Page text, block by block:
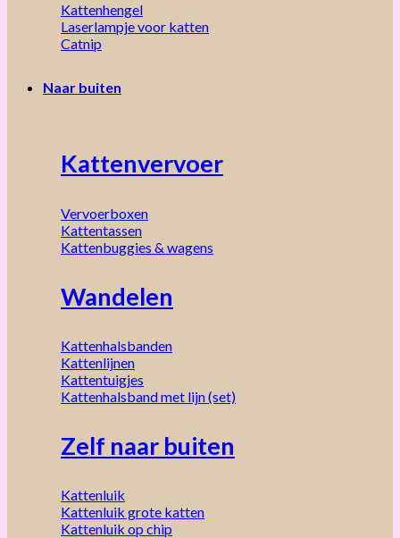
Kattenhengel
Laserlampje voor katten
Catnip
Naar buiten
Kattenvervoer
Vervoerboxen
Kattentassen
Kattenbuggies & wagens
Wandelen
Kattenhalsbanden
Kattenlijnen
Kattentuigjes
Kattenhalsband met lijn (set)
Zelf naar buiten
Kattenluik
Kattenluik grote katten
Kattenluik op chip